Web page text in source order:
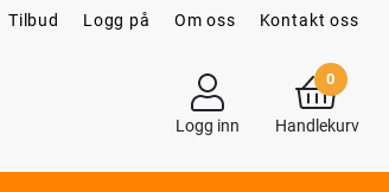
Tilbud Logg på Om oss Kontakt oss
Logg inn
0
Handlekurv